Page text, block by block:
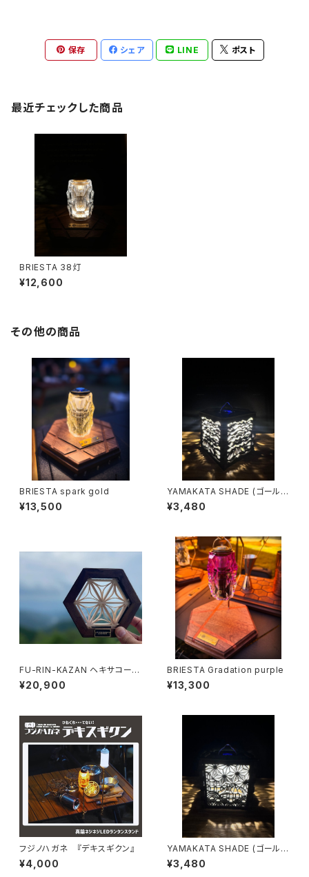
保存 シェア LINE ポスト
最近チェックした商品
BRIESTA 38灯
¥12,600
その他の商品
BRIESTA spark gold
¥13,500
YAMAKATA SHADE (ゴールゼ
ロサイズ) YMC
¥3,480
FU-RIN-KAZAN ヘキサコース
ター 新七宝
¥20,900
BRIESTA Gradation purple
¥13,300
フジノハガネ 『デキスギクン』
¥4,000
YAMAKATA SHADE (ゴールゼ
ロサイズ) 和三
¥3,480